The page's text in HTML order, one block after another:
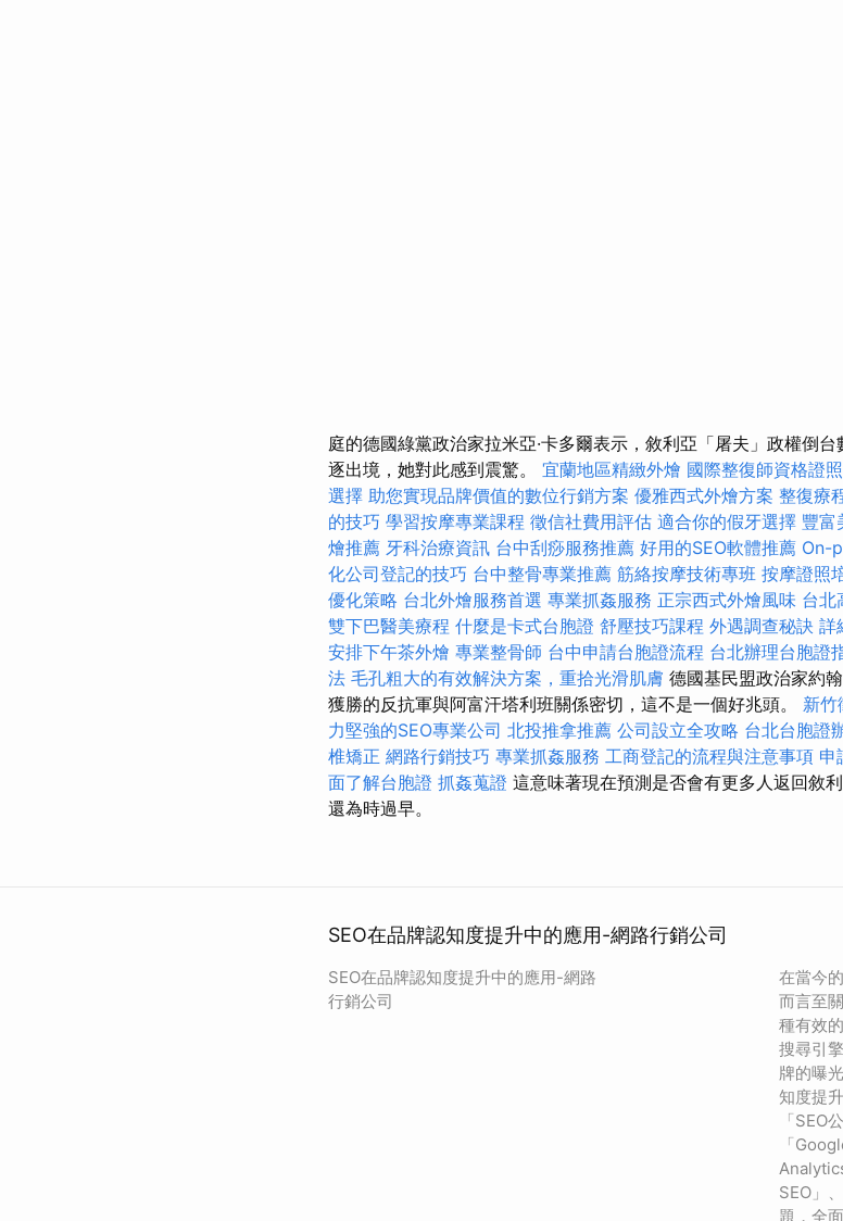
庭的德國綠黨政治家拉米亞·卡多爾表示，敘利亞「屠夫」政權倒
逐出境，她對此感到震驚。 宜蘭地區精緻外燴 國際整復師資格證照
選擇 助您實現品牌價值的數位行銷方案 優雅西式外燴方案 整復療
的技巧 學習按摩專業課程 徵信社費用評估 適合你的假牙選擇 豐富
燴推薦 牙科治療資訊 台中刮痧服務推薦 好用的SEO軟體推薦 On-
化公司登記的技巧 台中整骨專業推薦 筋絡按摩技術專班 按摩證照
優化策略 台北外燴服務首選 專業抓姦服務 正宗西式外燴風味 台北
雙下巴醫美療程 什麼是卡式台胞證 舒壓技巧課程 外遇調查秘訣 詳
安排下午茶外燴 專業整骨師 台中申請台胞證流程 台北辦理台胞證
法 毛孔粗大的有效解決方案，重拾光滑肌膚 德國基民盟政治家約
獲勝的反抗軍與阿富汗塔利班關係密切，這不是一個好兆頭。 新竹
力堅強的SEO專業公司 北投推拿推薦 公司設立全攻略 台北台胞證
椎矯正 網路行銷技巧 專業抓姦服務 工商登記的流程與注意事項 申
面了解台胞證 抓姦蒐證 這意味著現在預測是否會有更多人返回敘
還為時過早。
SEO在品牌認知度提升中的應用-網路行銷公司
SEO在品牌認知度提升中的應用-網路
行銷公司
在當今
而言至
種有效
搜尋引
牌的曝
知度提
「SEO
「
SEO」
題，全